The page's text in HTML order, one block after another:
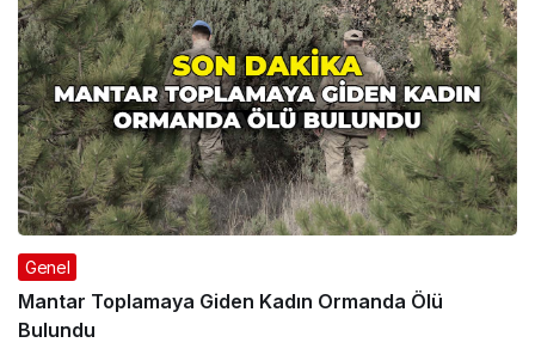
Genel
Mantar Toplamaya Giden Kadın Ormanda Ölü
Bulundu